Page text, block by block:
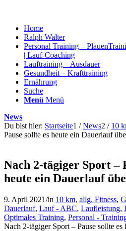
Home
Ralph Walter
Personal Training – Plauen
| Lauf-Coaching
Lauftraining – Ausdauer
Gesundheit – Krafttraining
Ernährung
Suche
Menü Menü
News
Du bist hier: Startseite1 / News2 / 10
Pause sollte es heute ein Dauerlauf
Nach 2-tägiger Sport –
heute ein Dauerlauf
9. April 2021/in 10 km, allg. Fitness,
Dauerlauf, Lauf - ABC, Laufleistung,
Optimales Training, Personal -
Nach 2-tägiger Sport – Pause sollte